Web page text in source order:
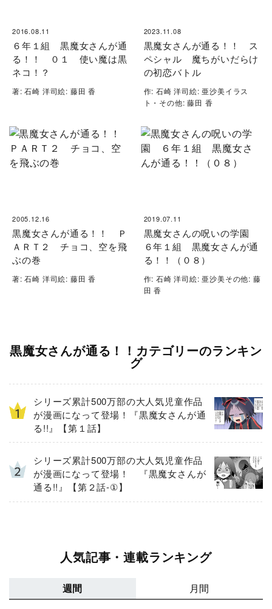
2016.08.11
６年１組 黒魔女さんが通
る！！ ０１ 使い魔は黒
ネコ！？
著: 石崎 洋司絵: 藤田 香
2023.11.08
黒魔女さんが通る！！ ス
ペシャル 魔ちがいだらけ
の初恋バトル
作: 石崎 洋司絵: 亜沙美イラス
ト・その他: 藤田 香
2005.12.16
黒魔女さんが通る！！ Ｐ
ＡＲＴ２ チョコ、空を飛
ぶの巻
著: 石崎 洋司絵: 藤田 香
2019.07.11
黒魔女さんの呪いの学園
６年１組 黒魔女さんが通
る！！（０８）
作: 石崎 洋司絵: 亜沙美その他: 藤
田 香
黒魔女さんが通る！！カテゴリーのランキン
グ
シリーズ累計500万部の大人気児童作品
が漫画になって登場！『黒魔女さんが通
る!!』【第１話】
シリーズ累計500万部の大人気児童作品
が漫画になって登場！ 『黒魔女さんが
通る!!』【第２話-①】
人気記事・連載ランキング
週間 月間